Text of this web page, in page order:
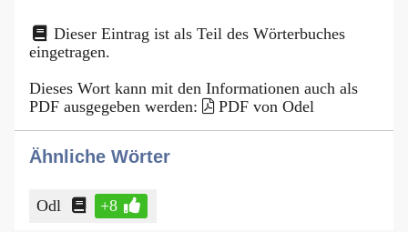
Dieser Eintrag ist als Teil des Wörterbuches
eingetragen.
Dieses Wort kann mit den Informationen auch als
PDF ausgegeben werden:
PDF von Odel
Ähnliche Wörter
Odl +8